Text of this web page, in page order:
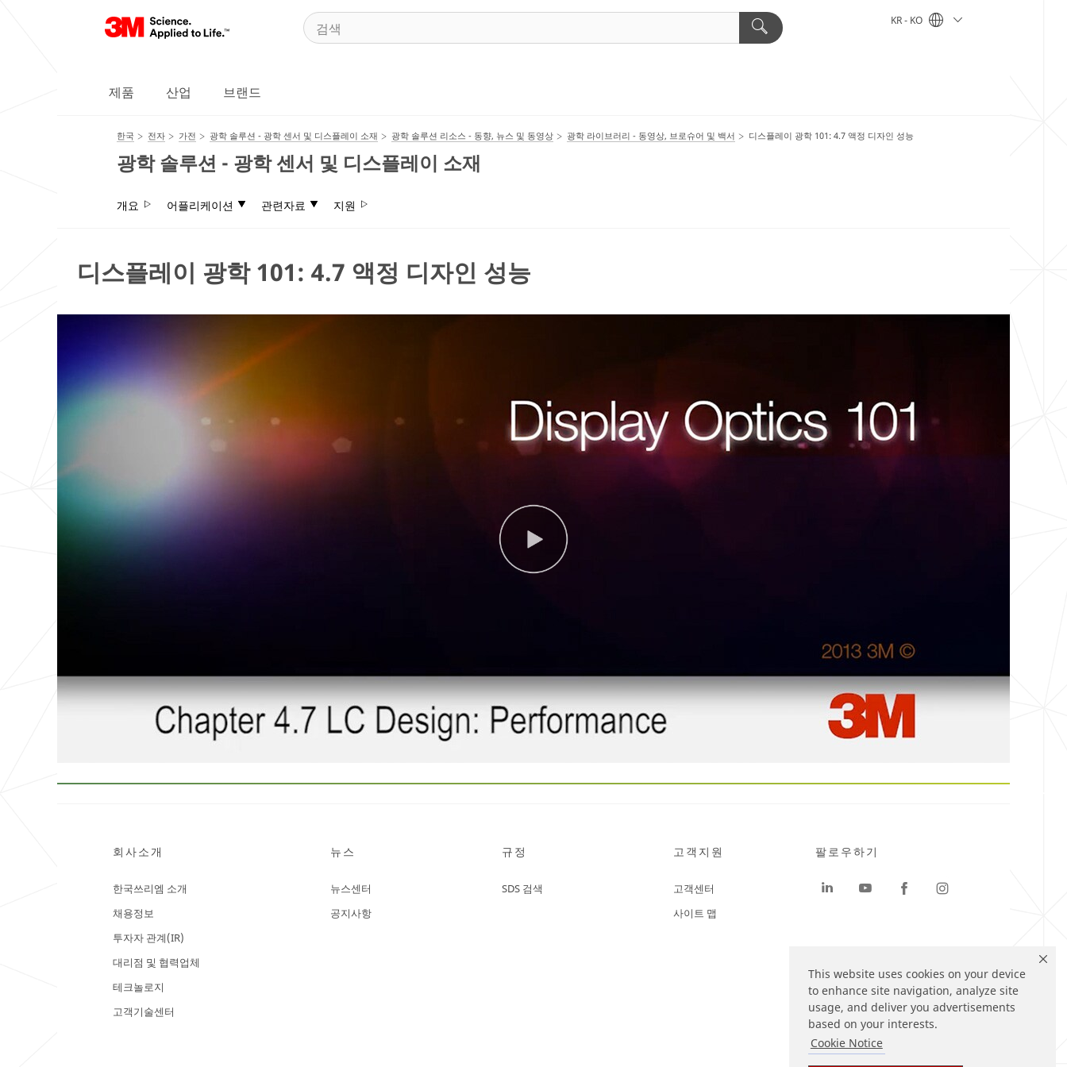
This website uses cookies on your device
to enhance site navigation, analyze site
usage, and deliver you advertisements
based on your interests.
Cookie Notice
KR - KO
제품 산업 브랜드
한국 전자 가전 광학 솔루션 - 광학 센서 및 디스플레이 소재 광학 솔루션 리소스 - 동향, 뉴스 및 동영상 광학 라이브러리 - 동영상, 브로슈어 및 백서 디스플레이 광학 101: 4.7 액정 디자인 성능
광학 솔루션 - 광학 센서 및 디스플레이 소재
개요 어플리케이션 관련자료 지원
디스플레이 광학 101: 4.7 액정 디자인 성능
회사소개
한국쓰리엠 소개
채용정보
투자자 관계(IR)
대리점 및 협력업체
테크놀로지
고객기술센터
뉴스
뉴스센터
공지사항
규정
SDS 검색
고객지원
고객센터
사이트 맵
팔로우하기